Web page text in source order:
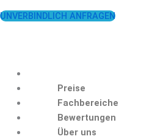
UNVERBINDLICH ANFRAGEN
Preise
Fachbereiche
Bewertungen
Über uns